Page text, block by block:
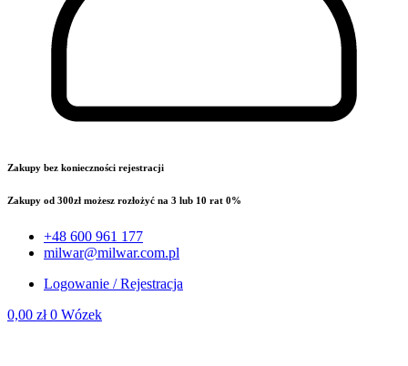
Zakupy bez konieczności rejestracji
Zakupy od 300zł możesz rozłożyć na 3 lub 10 rat 0%
+48 600 961 177
milwar@milwar.com.pl
Logowanie / Rejestracja
0,00 zł 0 Wózek